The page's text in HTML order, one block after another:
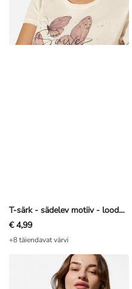
€ 4,99
+8 täiendavat värvi